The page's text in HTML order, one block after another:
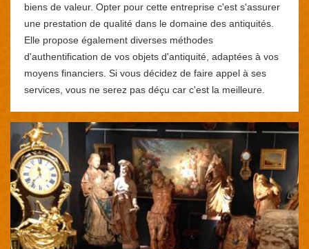
biens de valeur. Opter pour cette entreprise c'est s'assurer
une prestation de qualité dans le domaine des antiquités.
Elle propose également diverses méthodes
d'authentification de vos objets d'antiquité, adaptées à vos
moyens financiers. Si vous décidez de faire appel à ses
services, vous ne serez pas déçu car c'est la meilleure.